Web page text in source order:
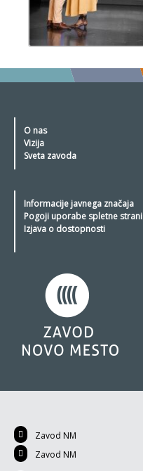
O nas
Vizija
Sveta zavoda
Informacije javnega značaja
Pogoji uporabe spletne strani
Izjava o dostopnosti
Zavod NM
Zavod NM